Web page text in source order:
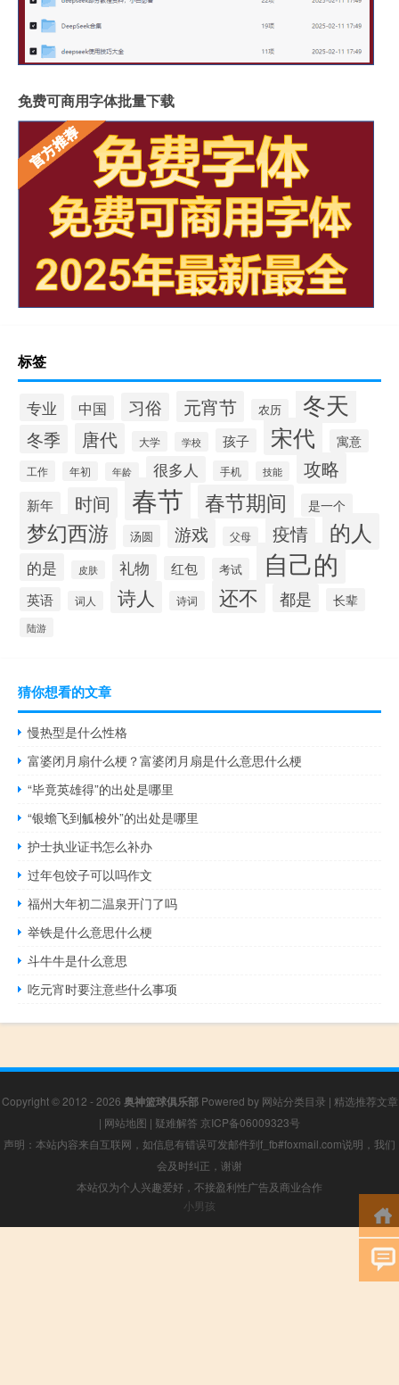
免费可商用字体批量下载
标签
专业 中国 习俗 元宵节 农历 冬天
冬季 唐代 大学 学校 孩子 宋代 寓意
工作 年初 年龄 很多人 手机 技能 攻略
新年 时间 春节 春节期间 是一个
梦幻西游 汤圆 游戏 父母 疫情 的人
的是 皮肤 礼物 红包 考试 自己的
英语 词人 诗人 诗词 还不 都是 长辈
陆游
猜你想看的文章
慢热型是什么性格
富婆闭月扇什么梗？富婆闭月扇是什么意思什么梗
“毕竟英雄得”的出处是哪里
“银蟾飞到觚梭外”的出处是哪里
护士执业证书怎么补办
过年包饺子可以吗作文
福州大年初二温泉开门了吗
举铁是什么意思什么梗
斗牛牛是什么意思
吃元宵时要注意些什么事项
Copyright © 2012 - 2026 奥神篮球俱乐部Powered by 网站分类目录 | 精选推荐文章
| 网站地图 | 疑难解答 京ICP备06009323号
声明：本站内容来自互联网，如信息有错误可发邮件到f_fb#foxmail.com说明，我们
会及时纠正，谢谢
本站仅为个人兴趣爱好，不接盈利性广告及商业合作
小男孩